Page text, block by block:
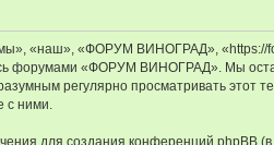
«наш», «ФОРУМ ВИНОГРАД», «https://
форумами «ФОРУМ ВИНОГРАД». Мы
регулярно просматривать
с ними.
для создания конференций phpBB